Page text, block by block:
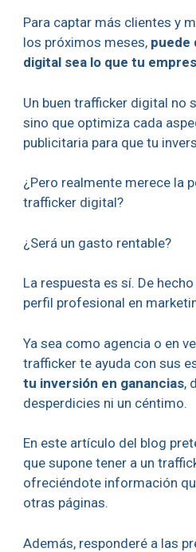
Para captar más clientes y
los próximos meses, puede
digital sea lo que tu
Un buen trafficker digital no
sino que optimiza cada
publicitaria para que tu
¿Pero realmente merece la
trafficker digital?
¿Será un gasto rentable?
La respuesta es sí. De
perfil profesional en
Ya sea como agencia o en
trafficker te ayuda con sus
tu inversión en ganancias,
desperdicies ni un céntimo.
En este artículo del blog
que supone tener a un
ofreciéndote información
otras páginas.
Además, responderé a las